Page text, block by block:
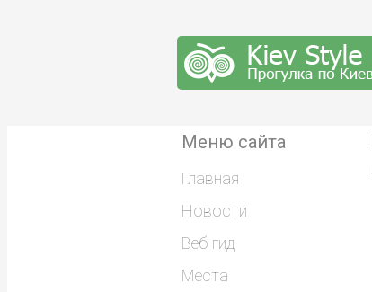
Меню сайта
Главная
Новости
Веб-гид
Места